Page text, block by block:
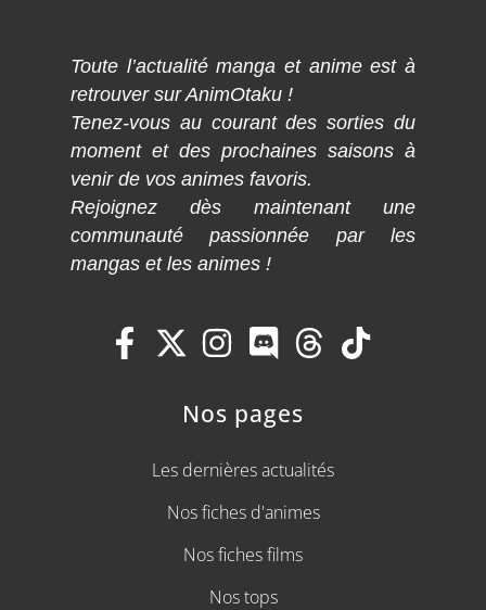
Toute l’actualité manga et anime est à
retrouver sur AnimOtaku !
Tenez-vous au courant des sorties du
moment et des prochaines saisons à
venir de vos animes favoris.
Rejoignez dès maintenant une
communauté passionnée par les
mangas et les animes !
Nos pages
Les dernières actualités
Nos fiches d'animes
Nos fiches films
Nos tops